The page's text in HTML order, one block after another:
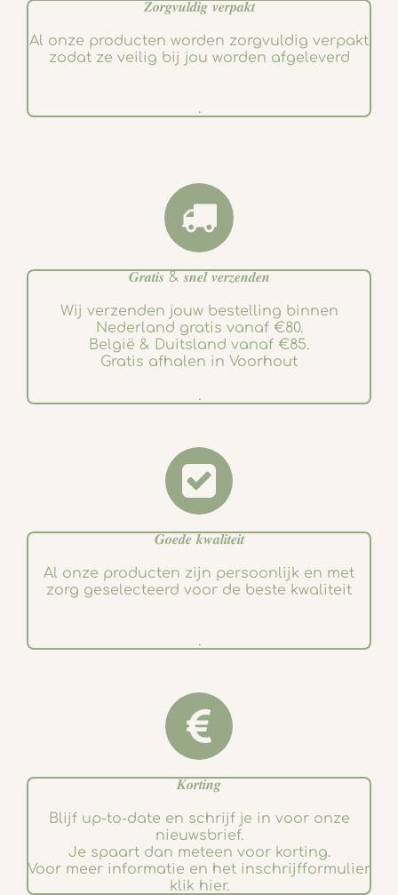
𝒁𝒐𝒓𝒈𝒗𝒖𝒍𝒅𝒊𝒈 𝒗𝒆𝒓𝒑𝒂𝒌𝒕
Al onze producten worden zorgvuldig verpakt
zodat ze veilig bij jou worden afgeleverd
.
𝑮𝒓𝒂𝒕𝒊𝒔 & 𝒔𝒏𝒆𝒍 𝒗𝒆𝒓𝒛𝒆𝒏𝒅𝒆𝒏
Wij verzenden jouw bestelling binnen
Nederland gratis vanaf €80.
België & Duitsland vanaf €85.
Gratis afhalen in Voorhout
.
𝑮𝒐𝒆𝒅𝒆 𝒌𝒘𝒂𝒍𝒊𝒕𝒆𝒊𝒕
Al onze producten zijn persoonlijk en met
zorg geselecteerd voor de beste kwaliteit
.
𝑲𝒐𝒓𝒕𝒊𝒏𝒈
Blijf up-to-date en schrijf je in voor onze
nieuwsbrief.
Je spaart dan meteen voor korting.
Voor meer informatie en het inschrijfformulier
klik hier.